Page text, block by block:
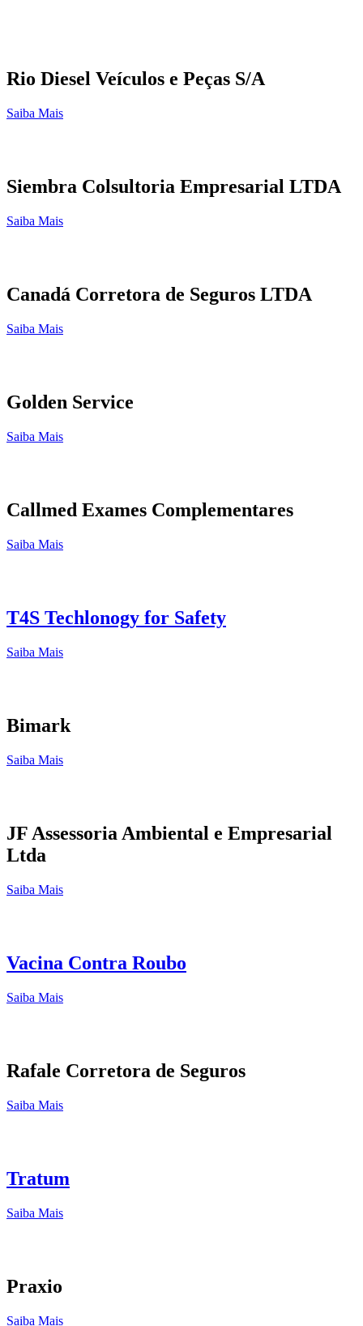
Rio Diesel Veículos e Peças S/A
Saiba Mais
Siembra Colsultoria Empresarial LTDA
Saiba Mais
Canadá Corretora de Seguros LTDA
Saiba Mais
Golden Service
Saiba Mais
Callmed Exames Complementares
Saiba Mais
T4S Techlonogy for Safety
Saiba Mais
Bimark
Saiba Mais
JF Assessoria Ambiental e Empresarial
Ltda
Saiba Mais
Vacina Contra Roubo
Saiba Mais
Rafale Corretora de Seguros
Saiba Mais
Tratum
Saiba Mais
Praxio
Saiba Mais